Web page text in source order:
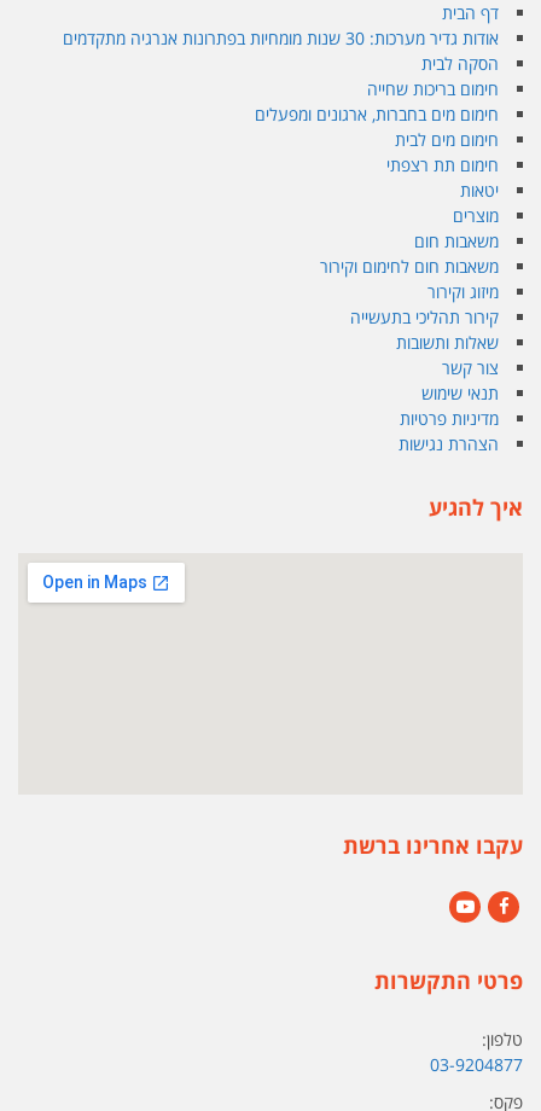
דף הבית
אודות גדיר מערכות: 30 שנות מומחיות בפתרונות אנרגיה מתקדמים
הסקה לבית
חימום בריכות שחייה
חימום מים בחברות, ארגונים ומפעלים
חימום מים לבית
חימום תת רצפתי
יטאות
מוצרים
משאבות חום
משאבות חום לחימום וקירור
מיזוג וקירור
קירור תהליכי בתעשייה
שאלות ותשובות
צור קשר
תנאי שימוש
מדיניות פרטיות
הצהרת נגישות
איך להגיע
עקבו אחרינו ברשת
פרטי התקשרות
טלפון:
03-9204877
פקס: